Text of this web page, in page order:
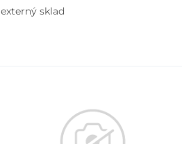
externý sklad